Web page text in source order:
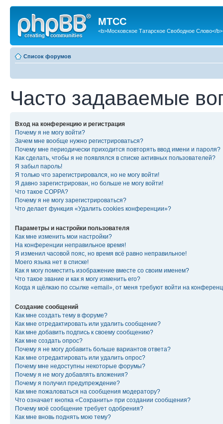
МТСС
<b>Московское Татарское Свободное Слово</b>
Список форумов
Часто задаваемые
Вход на конференцию и регистрация
Почему я не могу войти?
Зачем мне вообще нужно регистрироваться?
Почему мне периодически приходится повторять ввод имени и пароля?
Как сделать, чтобы я не появлялся в списке активных пользователей?
Я забыл пароль!
Я только что зарегистрировался, но не могу войти!
Я давно зарегистрирован, но больше не могу войти!
Что такое COPPA?
Почему я не могу зарегистрироваться?
Что делает функция «Удалить cookies конференции»?
Параметры и настройки пользователя
Как мне изменить мои настройки?
На конференции неправильное время!
Я изменил часовой пояс, но время всё равно неправильное!
Моего языка нет в списке!
Как я могу поместить изображение вместе со своим именем?
Что такое звание и как я могу изменить его?
Когда я щёлкаю по ссылке «email», от меня требуют войти на
Создание сообщений
Как мне создать тему в форуме?
Как мне отредактировать или удалить сообщение?
Как мне добавить подпись к своему сообщению?
Как мне создать опрос?
Почему я не могу добавить больше вариантов ответа?
Как мне отредактировать или удалить опрос?
Почему мне недоступны некоторые форумы?
Почему я не могу добавлять вложения?
Почему я получил предупреждение?
Как мне пожаловаться на сообщения модератору?
Что означает кнопка «Сохранить» при создании сообщения?
Почему моё сообщение требует одобрения?
Как мне вновь поднять мою тему?